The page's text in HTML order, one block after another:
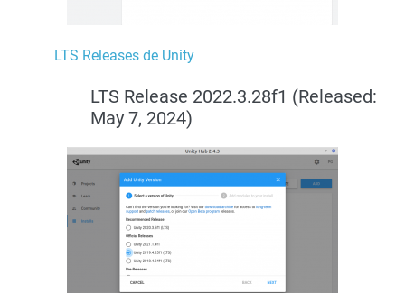
LTS Releases de Unity
LTS Release 2022.3.28f1 (Released:
May 7, 2024)